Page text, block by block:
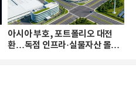
아시아 부호, 포트폴리오 대전
환…독점 인프라·실물자산 몰린